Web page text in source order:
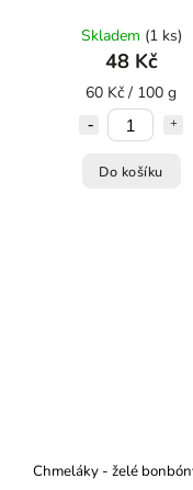
Skladem (1 ks)
48 Kč
60 Kč / 100 g
Do košíku
Chmeláky - želé